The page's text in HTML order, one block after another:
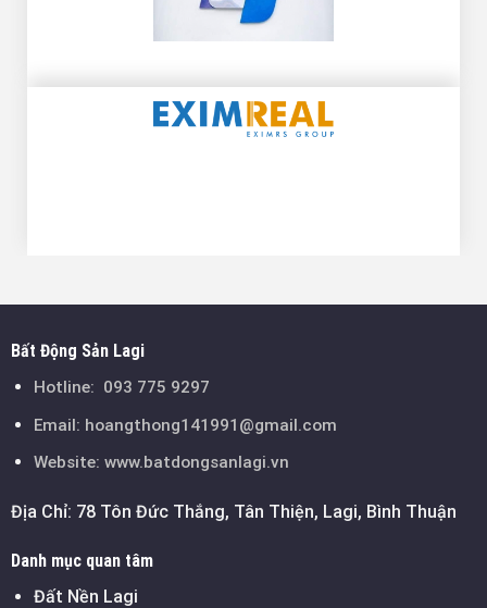
Bất Động Sản Lagi
Hotline: 093 775 9297
Email: hoangthong141991@gmail.com
Website: www.batdongsanlagi.vn
Địa Chỉ: 78 Tôn Đức Thắng, Tân Thiện, Lagi, Bình Thuận
Danh mục quan tâm
Đất Nền Lagi